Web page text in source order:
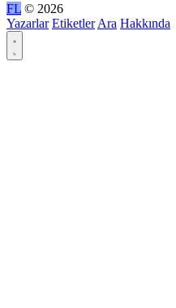
FL © 2026
Yazarlar Etiketler Ara Hakkında